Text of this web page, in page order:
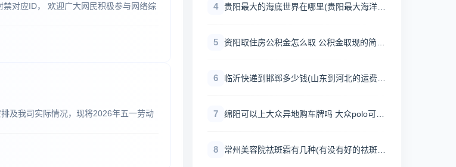
对应ID， 欢迎广大网民积极参与网络综
及我司实际情况，现将2026年五一劳动
4
贵阳最大的海底世界在哪里(贵阳最大海洋世
5
资阳取住房公积金怎么取 公积金取现的简单
6
临沂快递到邯郸多少钱(山东到河北的运费是
7
绵阳可以上大众异地购车牌吗 大众polo可以
8
常州美容院祛斑霜有几种(有没有好的祛斑